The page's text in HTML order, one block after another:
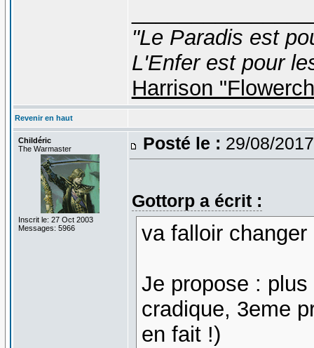
"Le Paradis est
L'Enfer est pour
Harrison
Revenir en haut
Childéric
The Warmaster
Inscrit le: 27 Oct 2003
Messages: 5966
Posté le : 29/08/
Gottorp a écrit :
va falloir
Je propose :
cradique, 3eme
en fait !)